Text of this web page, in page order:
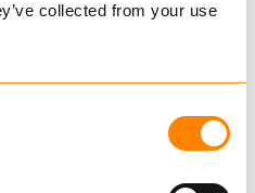
collected from your use